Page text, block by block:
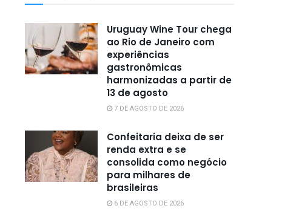
Uruguay Wine Tour chega
ao Rio de Janeiro com
experiências
gastronômicas
harmonizadas a partir de
13 de agosto
7 DE AGOSTO DE 2026
Confeitaria deixa de ser
renda extra e se
consolida como negócio
para milhares de
brasileiras
6 DE AGOSTO DE 2026